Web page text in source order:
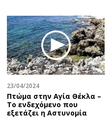
23/04/2024
Πτώμα στην Αγία Θέκλα –
Το ενδεχόμενο που
εξετάζει η Αστυνομία